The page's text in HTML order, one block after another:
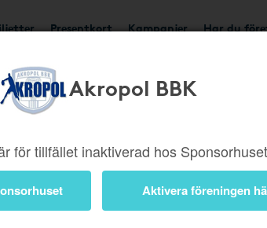
Presentkort Kampanjer Har du
Akropo​l​ BBK
för tillfället inaktiverad hos
Aktivera föreningen
Information